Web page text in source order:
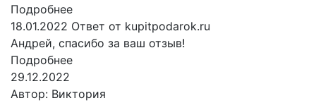
Подробнее
18.01.2022 Ответ от kupitpodarok.ru
Андрей, спасибо за ваш отзыв!
Подробнее
29.12.2022
Автор: Виктория